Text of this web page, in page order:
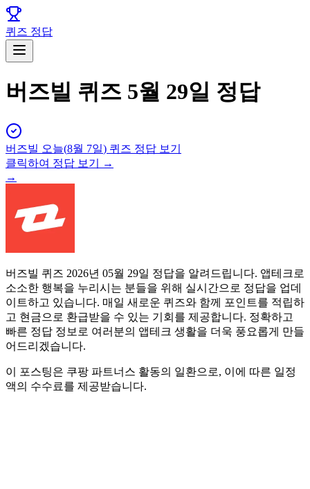
퀴즈 정답
버즈빌 퀴즈 5월 29일 정답
버즈빌 오늘(8월 7일) 퀴즈 정답 보기
클릭하여 정답 보기 →
→
버즈빌 퀴즈 2026년 05월 29일 정답을 알려드립니다. 앱테크로
소소한 행복을 누리시는 분들을 위해 실시간으로 정답을 업데
이트하고 있습니다. 매일 새로운 퀴즈와 함께 포인트를 적립하
고 현금으로 환급받을 수 있는 기회를 제공합니다. 정확하고
빠른 정답 정보로 여러분의 앱테크 생활을 더욱 풍요롭게 만들
어드리겠습니다.
이 포스팅은 쿠팡 파트너스 활동의 일환으로, 이에 따른 일정
액의 수수료를 제공받습니다.